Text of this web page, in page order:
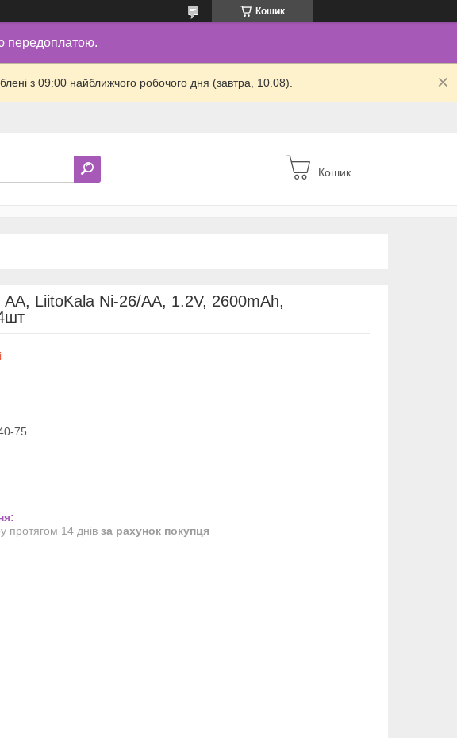
Кошик
передоплатою.
з 09:00 найближчого робочого дня (завтра, 10.08).
Кошик
AA, LiitoKala Ni-26/AA, 1.2V, 2600mAh,
75
протягом 14 днів за рахунок покупця